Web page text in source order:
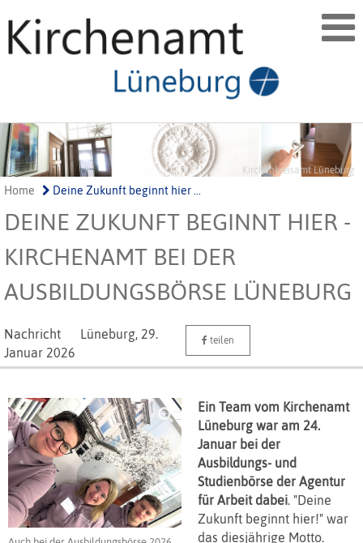
Kirchenkreisamt Lüneburg
Home Deine Zukunft beginnt hier ...
DEINE ZUKUNFT BEGINNT HIER -
KIRCHENAMT BEI DER
AUSBILDUNGSBÖRSE LÜNEBURG
Nachricht Lüneburg, 29.
Januar 2026
teilen
Ein Team vom Kirchenamt
Lüneburg war am 24.
Januar bei der
Ausbildungs- und
Studienbörse der Agentur
für Arbeit dabei. "Deine
Zukunft beginnt hier!" war
das diesjährige Motto.